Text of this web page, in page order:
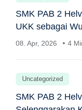
SMK PAB 2
UKK sebagai
08. Apr, 2026 4
Uncategorized
SMK PAB 2